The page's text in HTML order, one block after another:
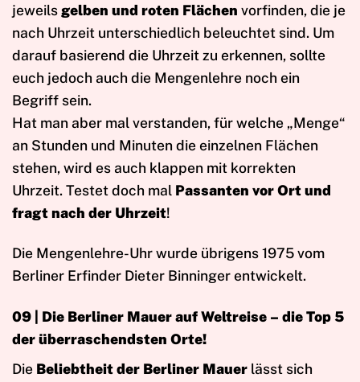
jeweilsgelben und roten Flächen vorfinden, die je
nach Uhrzeit unterschiedlich beleuchtet sind. Um
darauf basierend die Uhrzeit zu erkennen, sollte
euch jedoch auch die Mengenlehre noch ein
Begriff sein.
Hat man aber mal verstanden, für welche „Menge“
an Stunden und Minuten die einzelnen Flächen
stehen, wird es auch klappen mit korrekten
Uhrzeit. Testet doch mal Passanten vor Ort und
fragt nach der Uhrzeit!
Die Mengenlehre-Uhr wurde übrigens 1975 vom
Berliner Erfinder Dieter Binninger entwickelt.
09 | Die Berliner Mauer auf Weltreise – die Top 5
der überraschendsten Orte!
Die Beliebtheit der Berliner Mauer lässt sich